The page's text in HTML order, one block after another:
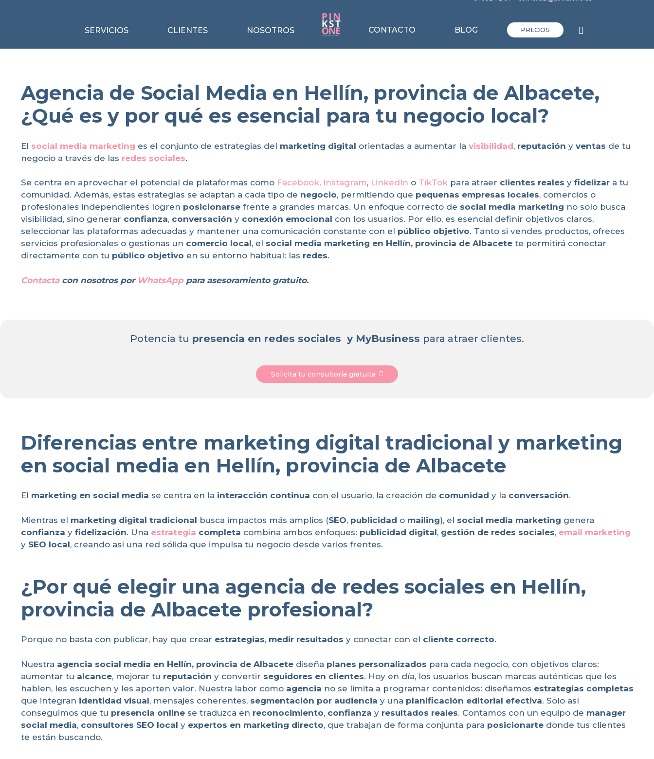
SERVICIOS CLIENTES NOSOTROS CONTACTO BLOG PRECIOS
Agencia de Social Media en Hellín, provincia de Albacete,
¿Qué es y por qué es esencial para tu negocio local?
El social media marketing es el conjunto de estrategias del marketing digital orientadas a aumentar la visibilidad, reputación y ventas de tu
negocio a través de las redes sociales.
Se centra en aprovechar el potencial de plataformas como Facebook, Instagram, LinkedIn o TikTokpara atraer clientes reales y fidelizara tu
comunidad. Además, estas estrategias se adaptan a cada tipo de negocio, permitiendo que pequeñas empresas locales, comercios o
profesionales independientes logren posicionarsefrente a grandes marcas. Un enfoque correcto de social media marketing no solo busca
visibilidad, sino generar confianza, conversación y conexión emocional con los usuarios. Por ello, es esencial definir objetivos claros,
seleccionar las plataformas adecuadas y mantener una comunicación constante con el público objetivo. Tanto si vendes productos, ofreces
servicios profesionales o gestionas un comercio local, el social media marketing en Hellín, provincia de Albacete te permitirá conectar
directamente con tu público objetivo en su entorno habitual: las redes.
Contactacon nosotros por WhatsApppara asesoramiento gratuito.
Potencia tu presencia en redes sociales y MyBusiness para atraer clientes.
Solicita tu consultoría gratuita
Diferencias entre marketing digital tradicional y marketing
en social media en Hellín, provincia de Albacete
El marketing en social media se centra en la interacción continua con el usuario, la creación de comunidad y la conversación.
Mientras el marketing digital tradicional busca impactos más amplios (SEO, publicidad o mailing), el social media marketing genera
confianza y fidelización. Una estrategia completa combina ambos enfoques: publicidad digital, gestión de redes sociales, email marketing
y SEO local, creando así una red sólida que impulsa tu negocio desde varios frentes.
¿Por qué elegir una agencia de redes sociales en Hellín,
provincia de Albacete profesional?
Porque no basta con publicar, hay que crear estrategias, medir resultados y conectar con el cliente correcto.
Nuestra agencia social media en Hellín, provincia de Albacete diseña planes personalizados para cada negocio, con objetivos claros:
aumentar tu alcance, mejorar tu reputación y convertir seguidores en clientes. Hoy en día, los usuarios buscan marcas auténticas que les
hablen, les escuchen y les aporten valor. Nuestra labor como agencia no se limita a programar contenidos: diseñamos estrategias completas
que integran identidad visual, mensajes coherentes, segmentación por audiencia y una planificación editorial efectiva. Solo así
conseguimos que tu presencia onlinese traduzca en reconocimiento, confianza y resultados reales. Contamos con un equipo de manager
social media, consultores SEO local y expertos en marketing directo, que trabajan de forma conjunta para posicionartedonde tus clientes
te están buscando.